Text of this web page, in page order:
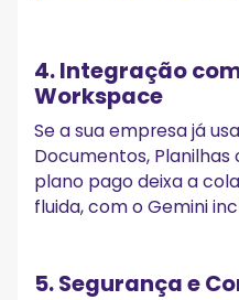
4. Integração
Workspace
Se a sua empresa já
Documentos,
plano pago deixa a
fluida, com o Gemini
5. Segurança e